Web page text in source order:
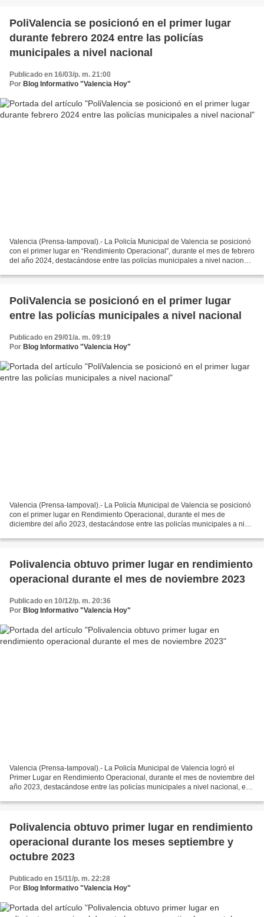
PoliValencia se posicionó en el primer lugar
durante febrero 2024 entre las policías
municipales a nivel nacional
Publicado en 16/03/p. m. 21:00
Por Blog Informativo "Valencia Hoy"
Valencia (Prensa-Iampoval).- La Policía Municipal de Valencia se posicionó
con el primer lugar en “Rendimiento Operacional”, durante el mes de febrero
del año 2024, destacándose entre las policías municipales a nivel nacional,
PoliValencia se posicionó en el primer lugar
entre las policías municipales a nivel nacional
Publicado en 29/01/a. m. 09:19
Por Blog Informativo "Valencia Hoy"
Valencia (Prensa-Iampoval).- La Policía Municipal de Valencia se posicionó
con el primer lugar en Rendimiento Operacional, durante el mes de
diciembre del año 2023, destacándose entre las policías municipales a nivel
Polivalencia obtuvo primer lugar en rendimiento
operacional durante el mes de noviembre 2023
Publicado en 10/12/p. m. 20:36
Por Blog Informativo "Valencia Hoy"
Valencia (Prensa-Iampoval).- La Policía Municipal de Valencia logró el
Primer Lugar en Rendimiento Operacional, durante el mes de noviembre del
año 2023, destacándose entre las policías municipales a nivel nacional, en
Polivalencia obtuvo primer lugar en rendimiento
operacional durante los meses septiembre y
octubre 2023
Publicado en 15/11/p. m. 22:28
Por Blog Informativo "Valencia Hoy"